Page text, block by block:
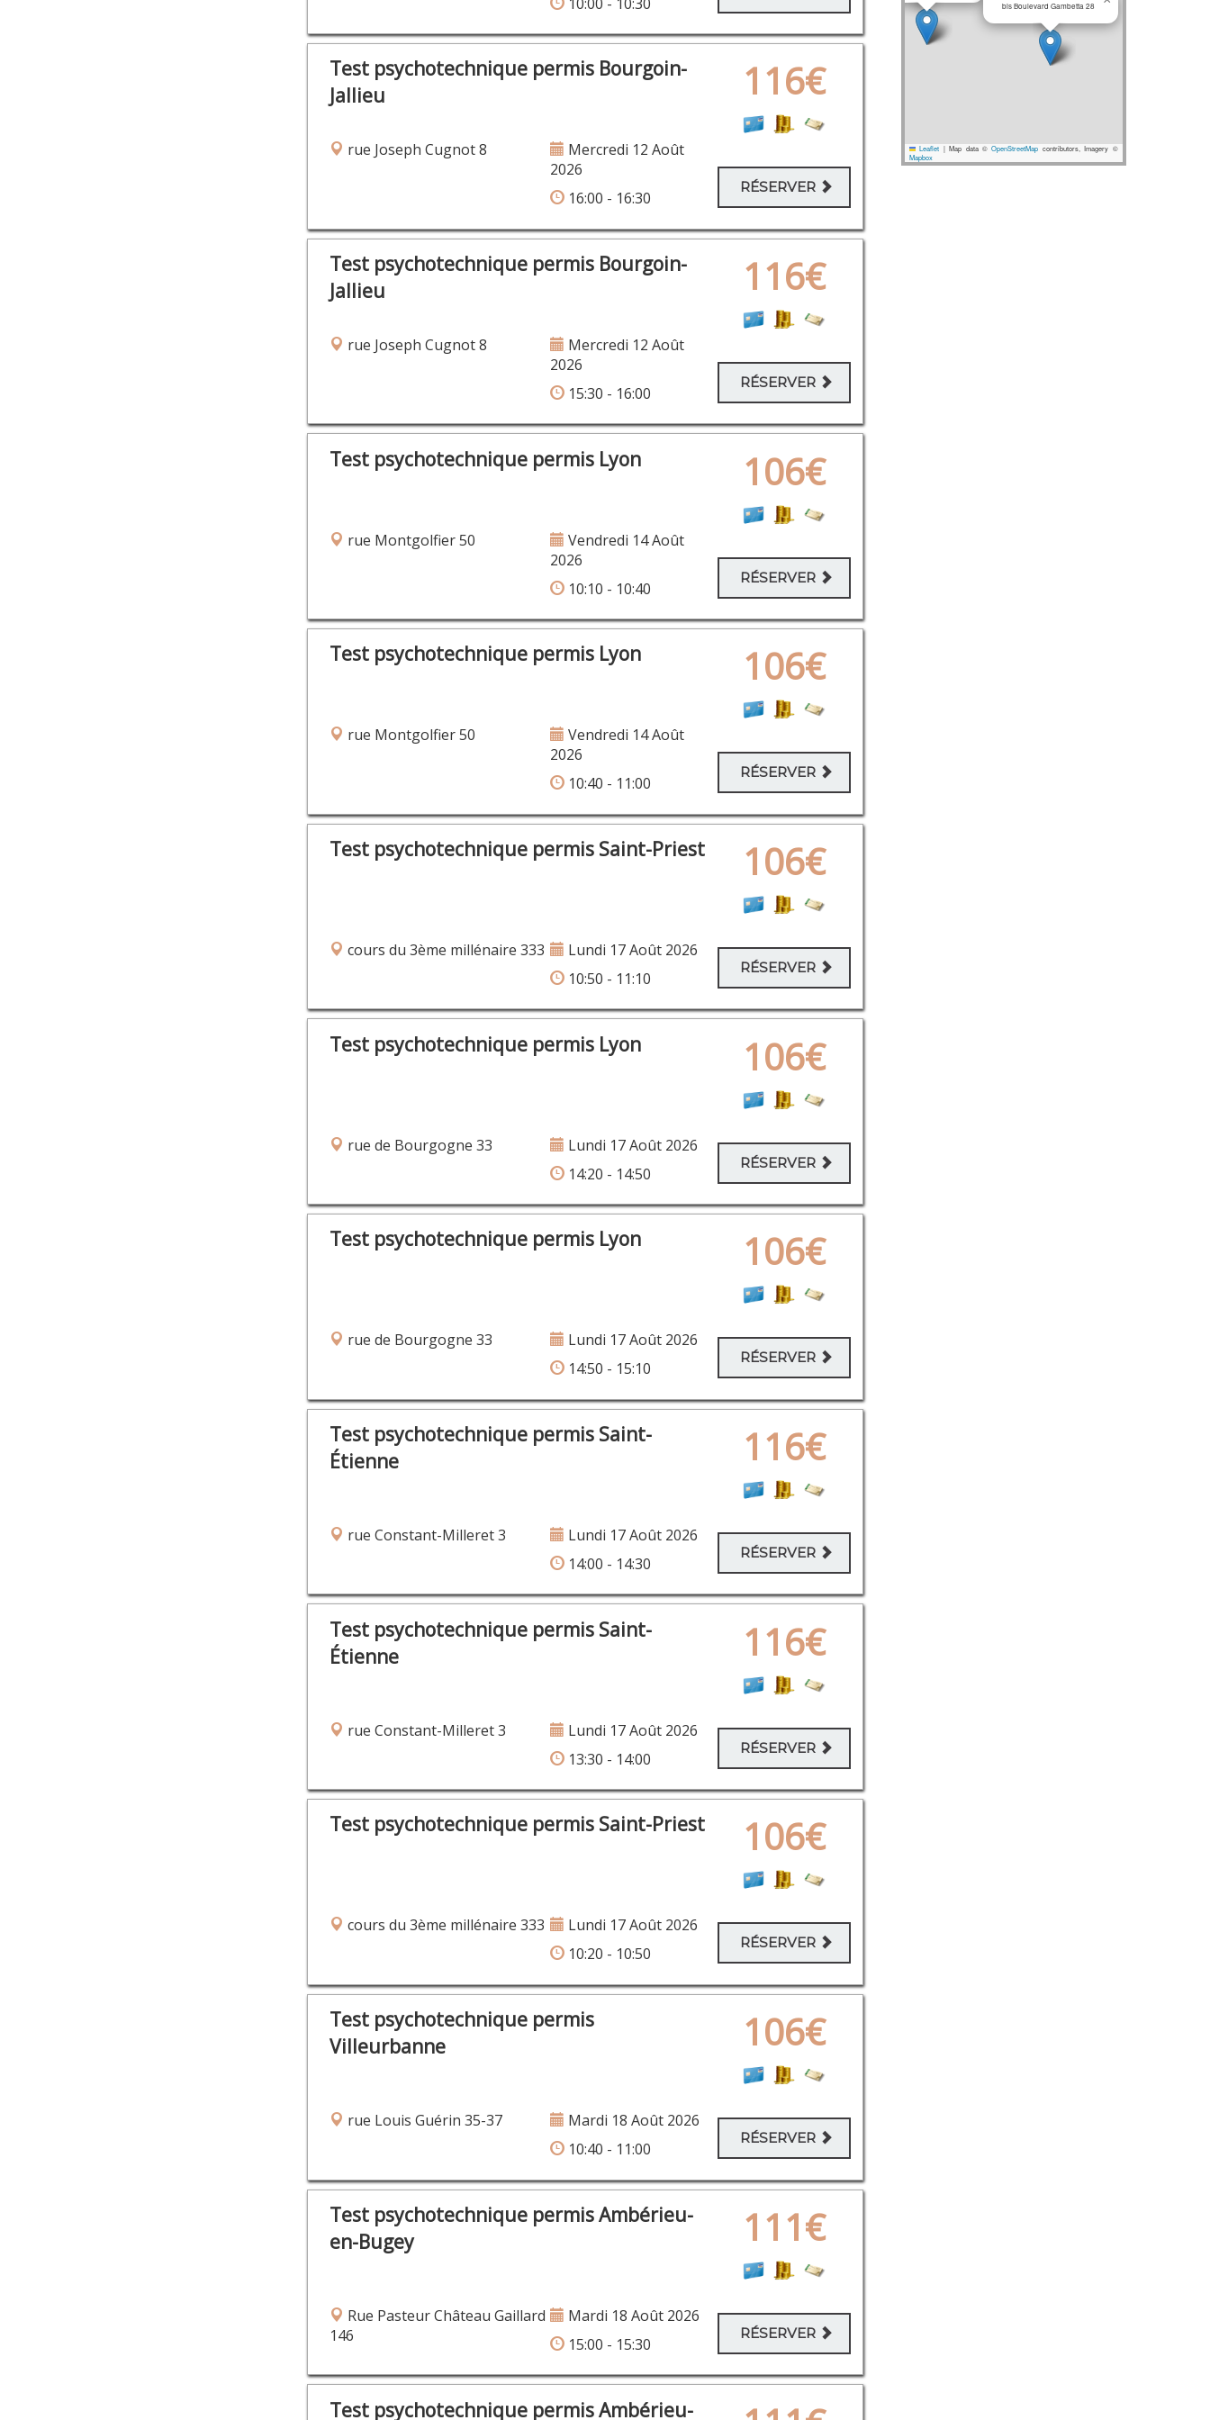
Test psychotechnique permis Bourgoin-
Jallieu
rue Joseph Cugnot 8
Mercredi 12 Août
2026
16:00 - 16:30
116€
RÉSERVER
Test psychotechnique permis Bourgoin-
Jallieu
rue Joseph Cugnot 8
Mercredi 12 Août
2026
15:30 - 16:00
116€
RÉSERVER
Test psychotechnique permis Lyon
rue Montgolfier 50
Vendredi 14 Août
2026
10:10 - 10:40
106€
RÉSERVER
Test psychotechnique permis Lyon
rue Montgolfier 50
Vendredi 14 Août
2026
10:40 - 11:00
106€
RÉSERVER
Test psychotechnique permis Saint-Priest
cours du 3ème millénaire 333
Lundi 17 Août 2026
10:50 - 11:10
106€
RÉSERVER
Test psychotechnique permis Lyon
rue de Bourgogne 33
Lundi 17 Août 2026
14:20 - 14:50
106€
RÉSERVER
Test psychotechnique permis Lyon
rue de Bourgogne 33
Lundi 17 Août 2026
14:50 - 15:10
106€
RÉSERVER
Test psychotechnique permis Saint-
Étienne
rue Constant-Milleret 3
Lundi 17 Août 2026
14:00 - 14:30
116€
RÉSERVER
Test psychotechnique permis Saint-
Étienne
rue Constant-Milleret 3
Lundi 17 Août 2026
13:30 - 14:00
116€
RÉSERVER
Test psychotechnique permis Saint-Priest
cours du 3ème millénaire 333
Lundi 17 Août 2026
10:20 - 10:50
106€
RÉSERVER
Test psychotechnique permis
Villeurbanne
rue Louis Guérin 35-37
Mardi 18 Août 2026
10:40 - 11:00
106€
RÉSERVER
Test psychotechnique permis Ambérieu-
en-Bugey
Rue Pasteur Château Gaillard
146
Mardi 18 Août 2026
15:00 - 15:30
111€
RÉSERVER
Test psychotechnique permis Ambérieu-
Place de l'hôtel de ville ×
bis Boulevard Gambetta 28
Leaflet |Map data ©OpenStreetMap contributors, Imagery ©
Mapbox